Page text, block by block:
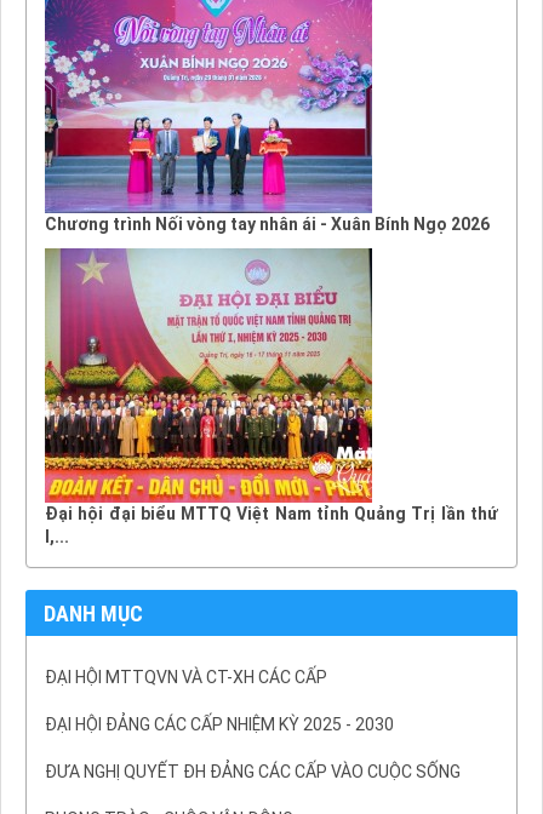
Chương trình Nối vòng tay nhân ái - Xuân Bính Ngọ 2026
Đại hội đại biểu MTTQ Việt Nam tỉnh Quảng Trị lần thứ
I,...
DANH MỤC
ĐẠI HỘI MTTQVN VÀ CT-XH CÁC CẤP
ĐẠI HỘI ĐẢNG CÁC CẤP NHIỆM KỲ 2025 - 2030
ĐƯA NGHỊ QUYẾT ĐH ĐẢNG CÁC CẤP VÀO CUỘC SỐNG